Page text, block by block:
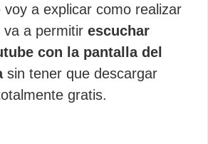
a explicar como realizar
a permitir escuchar
con la pantalla del
sin tener que descargar
gratis.